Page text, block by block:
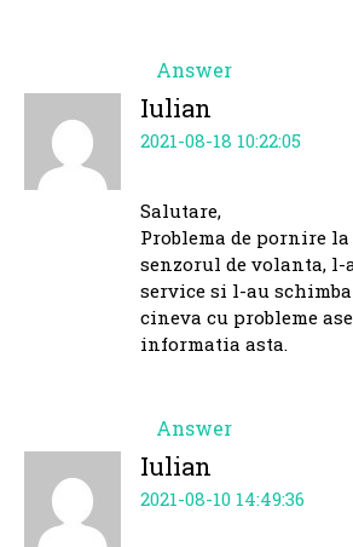
Answer
Iulian
2021-08-18 10:22:05
Salutare,
Problema de pornire
senzorul de volanta,
service si l-au
cineva cu probleme
informatia asta.
Answer
Iulian
2021-08-10 14:49:36